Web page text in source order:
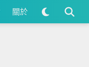
關於